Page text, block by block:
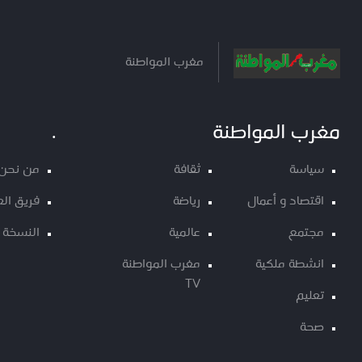
مغرب المواطنة
مغرب المواطنة
سياسة
اقتصاد و أعمال
مجتمع
انشطة ملكية
تعليم
صحة
ثقافة
رياضة
عالمية
مغرب المواطنة
TV
.
من
فريق